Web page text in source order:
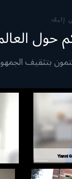
إليك
حول